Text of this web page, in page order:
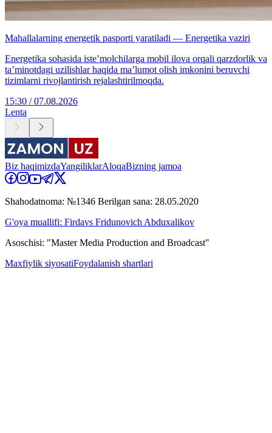
Mahallalarning energetik pasporti yaratiladi — Energetika vaziri
Energetika sohasida iste’molchilarga mobil ilova orqali qarzdorlik va
ta’minotdagi uzilishlar haqida ma’lumot olish imkonini beruvchi
tizimlarni rivojlantirish rejalashtirilmoqda.
15:30 / 07.08.2026
Lenta
Biz haqimizdaYangiliklarAloqaBizning jamoa
Shahodatnoma: №1346 Berilgan sana: 28.05.2020
G'oya muallifi: Firdavs Fridunovich Abduxalikov
Asoschisi: "Master Media Production and Broadcast"
Maxfiylik siyosatiFoydalanish shartlari